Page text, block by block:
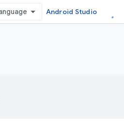
Android Studio